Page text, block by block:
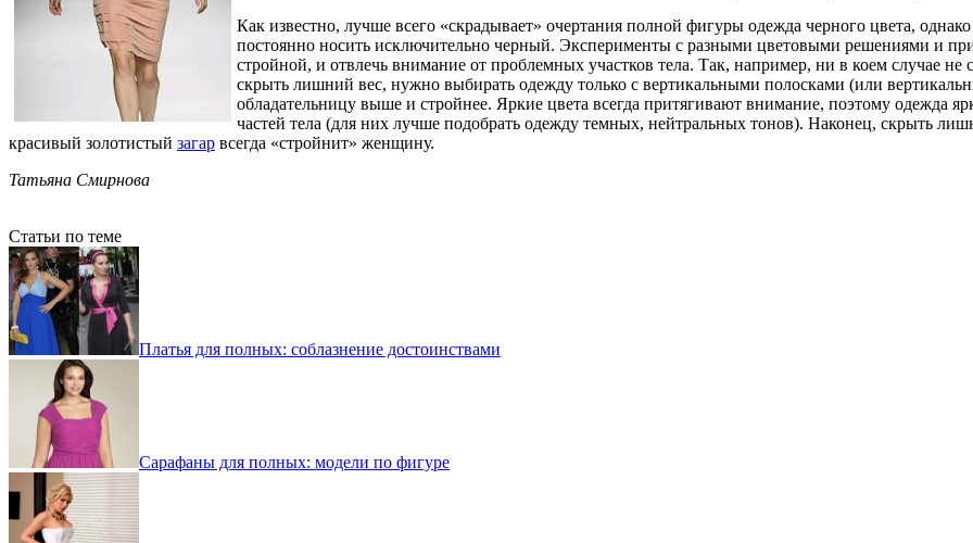
Как известно, лучше всего «скрадывает» очертания полной фигуры одежда черного цвета,
постоянно носить исключительно черный. Эксперименты с разными цветовыми решениями и
стройной, и отвлечь внимание от проблемных участков тела. Так, например, ни в коем случае
скрыть лишний вес, нужно выбирать одежду только с вертикальными полосками (или
обладательницу выше и стройнее. Яркие цвета всегда притягивают внимание, поэтому одежда
частей тела (для них лучше подобрать одежду темных, нейтральных тонов). Наконец, скрыть
красивый золотистый загар всегда «стройнит» женщину.
Татьяна Смирнова
Статьи по теме
Платья для полных: соблазнение достоинствами
Сарафаны для полных: модели по фигуре